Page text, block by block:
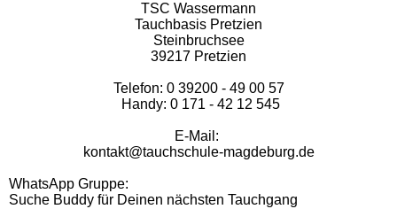
TSC Wassermann
Tauchbasis Pretzien
Steinbruchsee
39217 Pretzien
Telefon: 0 39200 - 49 00 57
Handy: 0 171 - 42 12 545
E-Mail:
kontakt@tauchschule-magdeburg.de
WhatsApp Gruppe:
Suche Buddy für Deinen nächsten Tauchgang